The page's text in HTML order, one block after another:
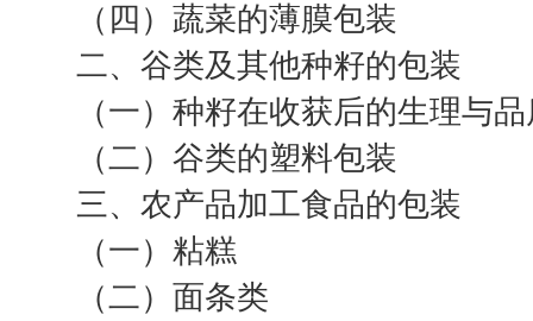
（四）蔬菜的薄膜包装
二、谷类及其他种籽的包装
（一）种籽在收获后的生理与
（二）谷类的塑料包装
三、农产品加工食品的包装
（一）粘糕
（二）面条类